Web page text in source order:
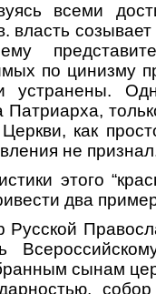
всеми
власть
по цинизму
устранены.
Церкви, как
не
этого
два
Русской
сынам